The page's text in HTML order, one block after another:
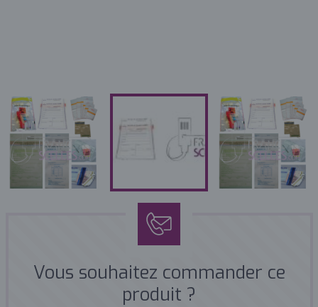
Vous souhaitez commander ce
produit ?